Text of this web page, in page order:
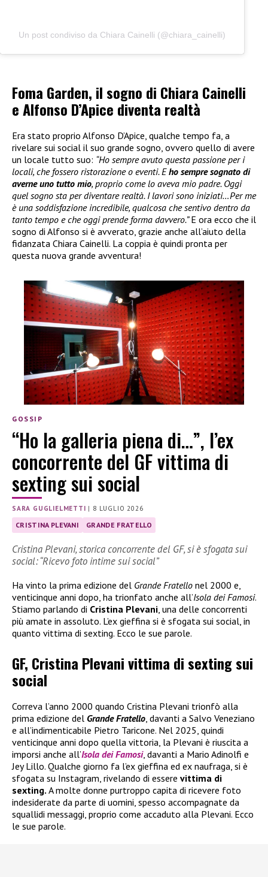
Un post condiviso da Chiara Cainelli (@chiara_cainelli)
Foma Garden, il sogno di Chiara Cainelli
e Alfonso D’Apice diventa realtà
Era stato proprio Alfonso D’Apice, qualche tempo fa, a
rivelare sui social il suo grande sogno, ovvero quello di avere
un locale tutto suo: “Ho sempre avuto questa passione per i
locali, che fossero ristorazione o eventi. Eho sempre sognato di
averne uno tutto mio, proprio come lo aveva mio padre. Oggi
quel sogno sta per diventare realtà. I lavori sono iniziati…Per me
è una soddisfazione incredibile, qualcosa che sentivo dentro da
tanto tempo e che oggi prende forma davvero.”E ora ecco che il
sogno di Alfonso si è avverato, grazie anche all’aiuto della
fidanzata Chiara Cainelli. La coppia è quindi pronta per
questa nuova grande avventura!
GOSSIP
“Ho la galleria piena di…”, l’ex
concorrente del GF vittima di
sexting sui social
SARA GUGLIELMETTI | 8 LUGLIO 2026
CRISTINA PLEVANI GRANDE FRATELLO
Cristina Plevani, storica concorrente del GF, si è sfogata sui
social: “Ricevo foto intime sui social”
Ha vinto la prima edizione del Grande Fratello nel 2000 e,
venticinque anni dopo, ha trionfato anche all’Isola dei Famosi.
Stiamo parlando di Cristina Plevani , una delle concorrenti
più amate in assoluto. L’ex gieffina si è sfogata sui social, in
quanto vittima di sexting. Ecco le sue parole.
GF, Cristina Plevani vittima di sexting sui
social
Correva l’anno 2000 quando Cristina Plevani trionfò alla
prima edizione del Grande Fratello , davanti a Salvo Veneziano
e all’indimenticabile Pietro Taricone. Nel 2025, quindi
venticinque anni dopo quella vittoria, la Plevani è riuscita a
imporsi anche all’Isola dei Famosi, davanti a Mario Adinolfi e
Jey Lillo. Qualche giorno fa l’ex gieffina ed ex naufraga, si è
sfogata su Instagram, rivelando di essere vittima di
sexting. A molte donne purtroppo capita di ricevere foto
indesiderate da parte di uomini, spesso accompagnate da
squallidi messaggi, proprio come accaduto alla Plevani. Ecco
le sue parole.